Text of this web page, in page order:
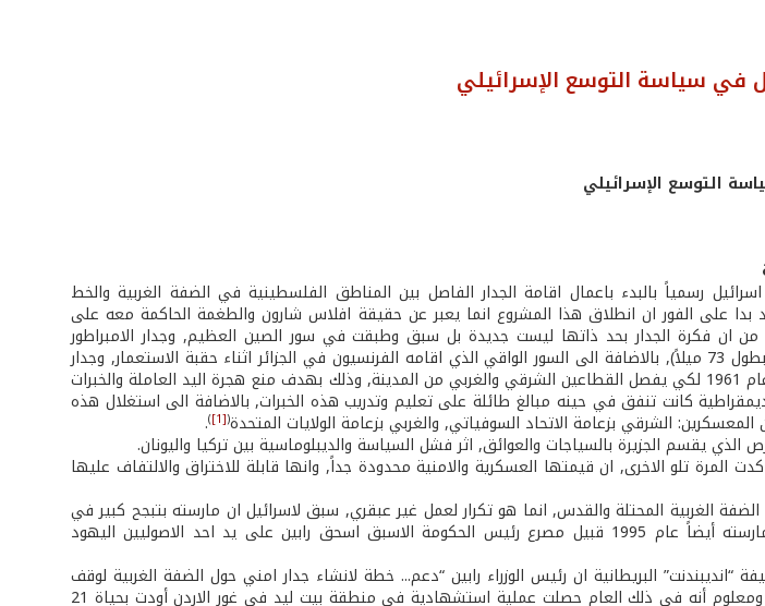
في سياسة التوسع الإسرائيلي
التوسع الإسرائيلي
رسمياً بالبدء باعمال اقامة الجدار الفاصل بين المناطق الفلسطينية في الضفة الغربية والخط
اي خط الهدنة منذ العام 1984. وقد بدا على الفور ان انطلاق هذا المشروع انما يعبر عن حقيقة افلاس شارون والطغمة الحاكمة معه على
ان فكرة الجدار بحد ذاتها ليست جديدة بل سبق وطبقت في سور الصين العظيم, وجدار الامبراطور
الروماني هادريان (في بريطانيا عام 922 م بطول 73 ميلاً), بالاضافة الى السور الواقي الذي اقامه الفرنسيون في الجزائر اثناء حقبة الاستعمار, وجدار
برلين ايضاً الذي اقيم في منتصف شهر آب عام 1961 لكي يفصل القطاعين الشرقي والغربي من المدينة, وذلك بهدف منع هجرة اليد العاملة والخبرات
كانت تنفق في حينه مبالغ طائلة على تعليم وتدريب هذه الخبرات, بالاضافة الى استغلال هذه
الشرقي بزعامة الاتحاد السوفياتي, والغربي بزعامة الولايات المتحدة(
[1]
)
.
يقسم الجزيرة بالسياجات والعوائق, اثر فشل السياسة والديبلوماسية بين تركيا واليونان.
المرة تلو الاخرى, ان قيمتها العسكرية والامنية محدودة جداً, وانها قابلة للاختراق والالتفاف عليها
الغربية المحتلة والقدس, انما هو تكرار لعمل غير عبقري, سبق لاسرائيل ان مارسته بتبجح كبير في
خط بارليف على قناة السويس, وحاولت ممارسته أيضاً عام 1995 قبيل مصرع رئيس الحكومة الاسبق اسحق رابين على يد احد الاصوليين اليهود
كانون الثاني 1995 كتبت صحيفة “انديبندنت” البريطانية ان رئيس الوزراء رابين “دعم... خطة لانشاء جدار امني حول الضفة الغربية لوقف
. ومعلوم أنه في ذلك العام حصلت عملية استشهادية في منطقة بيت ليد في غور الاردن أودت بحياة 21